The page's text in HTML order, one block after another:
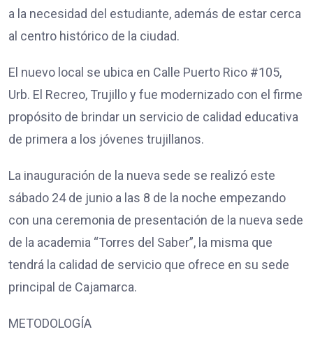
a la necesidad del estudiante, además de estar cerca
al centro histórico de la ciudad.
El nuevo local se ubica en Calle Puerto Rico #105,
Urb. El Recreo, Trujillo y fue modernizado con el firme
propósito de brindar un servicio de calidad educativa
de primera a los jóvenes trujillanos.
La inauguración de la nueva sede se realizó este
sábado 24 de junio a las 8 de la noche empezando
con una ceremonia de presentación de la nueva sede
de la academia “Torres del Saber”, la misma que
tendrá la calidad de servicio que ofrece en su sede
principal de Cajamarca.
METODOLOGÍA